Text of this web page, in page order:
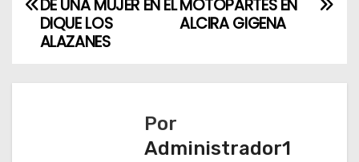
a
e
MOTOPARTES EN
ALCIRA GIGENA
DE UNA MUJER EN EL
DIQUE LOS
ALAZANES
Por
Administrador1